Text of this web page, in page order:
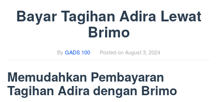
Bayar Tagihan Adira Lewat
Brimo
By GADS 100 Posted onAugust 3, 2024
Memudahkan Pembayaran
Tagihan Adira dengan Brimo